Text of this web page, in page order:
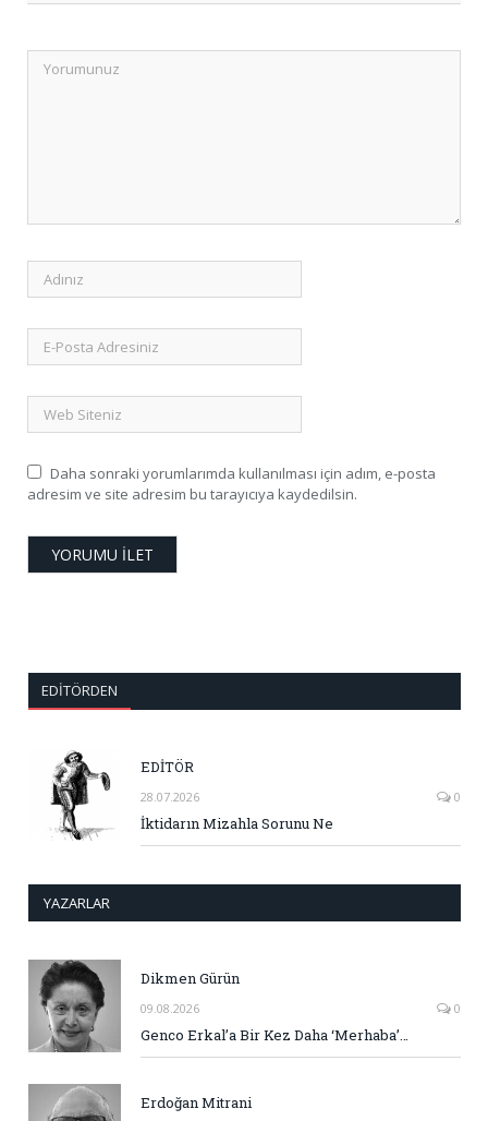
Daha sonraki yorumlarımda kullanılması için adım, e-posta
adresim ve site adresim bu tarayıcıya kaydedilsin.
EDITÖRDEN
EDİTÖR
28.07.2026 0
İktidarın Mizahla Sorunu Ne
YAZARLAR
Dikmen Gürün
09.08.2026 0
Genco Erkal’a Bir Kez Daha ‘Merhaba’…
Erdoğan Mitrani